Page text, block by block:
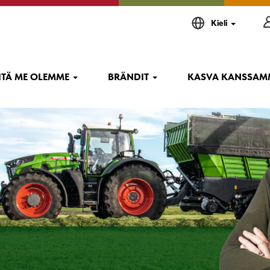
Kieli
ME OLEMME BRÄNDIT KASVA
asiakkaille, ja sitä